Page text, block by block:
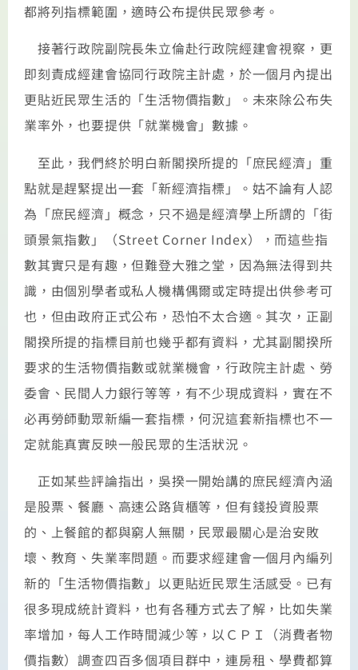
都將列指標範圍，適時公布提供民眾參考。
接著行政院副院長朱立倫赴行政院經建會視察，更
即刻責成經建會協同行政院主計處，於一個月內提出
更貼近民眾生活的「生活物價指數」。未來除公布失
業率外，也要提供「就業機會」數據。
至此，我們終於明白新閣揆所提的「庶民經濟」重
點就是趕緊提出一套「新經濟指標」。姑不論有人認
為「庶民經濟」概念，只不過是經濟學上所謂的「街
頭景氣指數」（Street Corner Index），而這些指
數其實只是有趣，但難登大雅之堂，因為無法得到共
識，由個別學者或私人機構偶爾或定時提出供參考可
也，但由政府正式公布，恐怕不太合適。其次，正副
閣揆所提的指標目前也幾乎都有資料，尤其副閣揆所
要求的生活物價指數或就業機會，行政院主計處、勞
委會、民間人力銀行等等，有不少現成資料，實在不
必再勞師動眾新編一套指標，何況這套新指標也不一
定就能真實反映一般民眾的生活狀況。
正如某些評論指出，吳揆一開始講的庶民經濟內涵
是股票、餐廳、高速公路貨櫃等，但有錢投資股票
的、上餐館的都與窮人無關，民眾最關心是治安敗
壞、教育、失業率問題。而要求經建會一個月內編列
新的「生活物價指數」以更貼近民眾生活感受。已有
很多現成統計資料，也有各種方式去了解，比如失業
率增加，每人工作時間減少等，以ＣＰＩ（消費者物
價指數）調查四百多個項目群中，連房租、學費都算